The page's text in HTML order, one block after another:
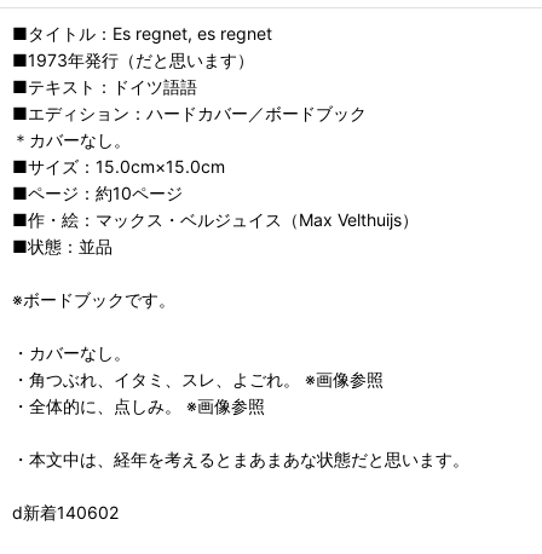
■タイトル：Es regnet, es regnet
■1973年発行（だと思います）
■テキスト：ドイツ語語
■エディション：ハードカバー／ボードブック
＊カバーなし。
■サイズ：15.0cm×15.0cm
■ページ：約10ページ
■作・絵：マックス・ベルジュイス（Max Velthuijs）
■状態：並品
※ボードブックです。
・カバーなし。
・角つぶれ、イタミ、スレ、よごれ。 ※画像参照
・全体的に、点しみ。 ※画像参照
・本文中は、経年を考えるとまあまあな状態だと思います。
d新着140602